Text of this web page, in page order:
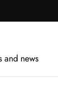
and news